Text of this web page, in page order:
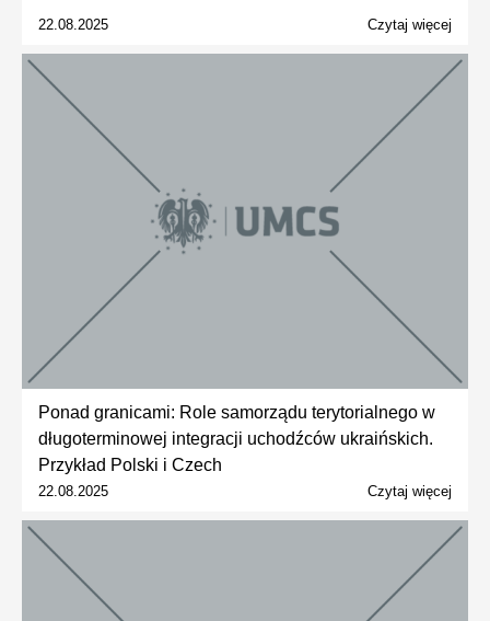
22.08.2025 Czytaj więcej
Ponad granicami: Role samorządu terytorialnego w
długoterminowej integracji uchodźców ukraińskich.
Przykład Polski i Czech
22.08.2025 Czytaj więcej